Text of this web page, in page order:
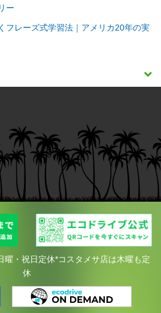
ー
フレーズ式学習法｜アメリカ20年の実
曜・祝日定休*コスタメサ店は木曜も定
休